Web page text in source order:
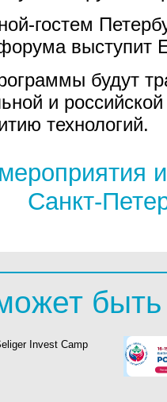
гостем
выступит
будут
и
технологий.
Санкт-
быть
Invest Camp